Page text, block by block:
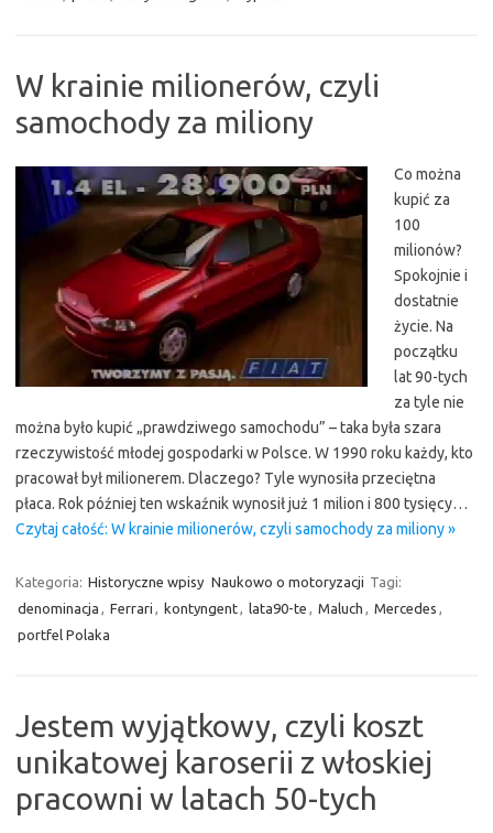
W krainie milionerów, czyli
samochody za miliony
Co można
kupić za
100
milionów?
Spokojnie i
dostatnie
życie. Na
początku
lat 90-tych
za tyle nie
można było kupić „prawdziwego samochodu” – taka była szara
rzeczywistość młodej gospodarki w Polsce. W 1990 roku każdy, kto
pracował był milionerem. Dlaczego? Tyle wynosiła przeciętna
płaca. Rok później ten wskaźnik wynosił już 1 milion i 800 tysięcy…
Czytaj całość: W krainie milionerów, czyli samochody za miliony »
Kategoria: Historyczne wpisy Naukowo o motoryzacji Tagi:
denominacja , Ferrari , kontyngent, lata90-te , Maluch , Mercedes ,
portfel Polaka
Jestem wyjątkowy, czyli koszt
unikatowej karoserii z włoskiej
pracowni w latach 50-tych